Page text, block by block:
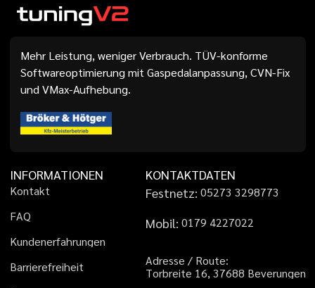
Mehr Leistung, weniger Verbrauch. TÜV-konforme
Softwareoptimierung mit Gaspedalanpassung, CVN-Fix
und VMax-Aufhebung.
INFORMATIONEN
Kontakt
FAQ
Kundenerfahrungen
Barrierefreiheit
KONTAKTDATEN
Festnetz: 05273 3298773
Mobil: 01 79 4227022
Adresse / Route:
Torbreite 16, 37688 Beverungen